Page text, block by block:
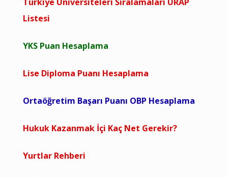
Listesi
YKS Puan Hesaplama
Lise Diploma Puanı Hesaplama
Ortaöğretim Başarı Puanı OBP Hesaplama
Hukuk Kazanmak İçi Kaç Net Gerekir?
Yurtlar Rehberi